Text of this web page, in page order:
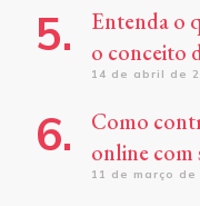
Entenda o
o conceito
14 de abril de
Como
online com
11 de março de